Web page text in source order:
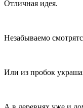
Отличная идея.
Незабываемо
Или из пробок